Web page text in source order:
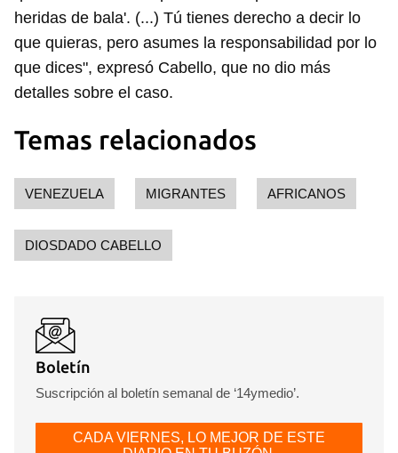
heridas de bala'. (...) Tú tienes derecho a decir lo
que quieras, pero asumes la responsabilidad por lo
que dices", expresó Cabello, que no dio más
detalles sobre el caso.
Temas relacionados
VENEZUELA MIGRANTES AFRICANOS
DIOSDADO CABELLO
Boletín
Suscripción al boletín semanal de ‘14ymedio’.
CADA VIERNES, LO MEJOR DE ESTE